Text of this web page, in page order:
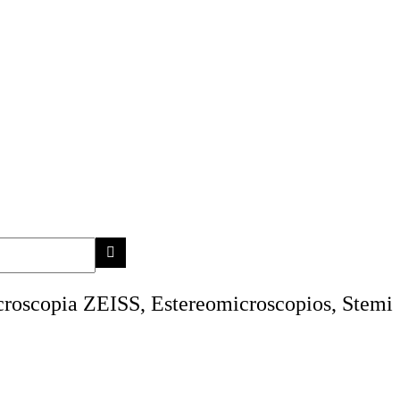
ZEISS, Estereomicroscopios, Stemi